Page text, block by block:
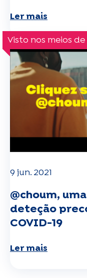
Ler mais
Visto nos meios
9 jun. 2021
@choum,
deteção
COVID-19
Ler mais